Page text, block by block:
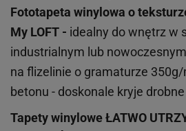
Fototapeta winylowa o
My LOFT - idealny do wnętrz w
industrialnym lub
na flizelinie o gramaturze
betonu - doskonale kryje
Tapety winyloweŁATWO